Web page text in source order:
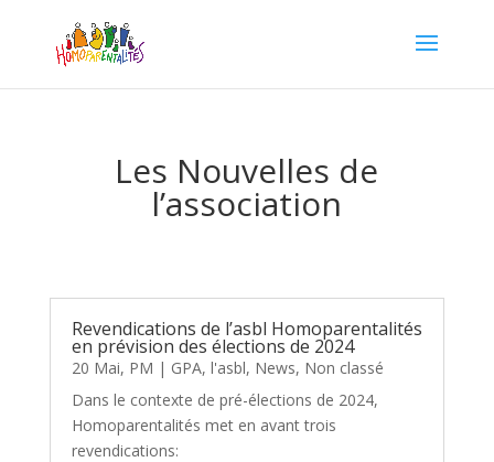
Les Nouvelles de
l’association
Revendications de l’asbl Homoparentalités
en prévision des élections de 2024
20 Mai, PM | GPA, l'asbl, News, Non classé
Dans le contexte de pré-élections de 2024,
Homoparentalités met en avant trois
revendications: